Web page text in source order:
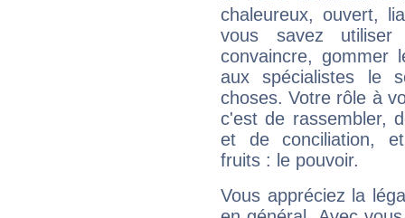
chaleureux, ouvert,
vous savez
convaincre, gommer
aux spécialistes le
choses. Votre rôle à
c'est de rassembler,
et de conciliation,
fruits : le pouvoir.
Vous appréciez la